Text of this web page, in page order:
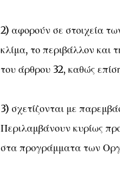
2) αφορούν σε στοιχεία
κλίμα, το περιβάλλον και
του άρθρου 32, καθώς
3) σχετίζονται με
Περιλαμβάνουν κυρίως
στα προγράμματα των